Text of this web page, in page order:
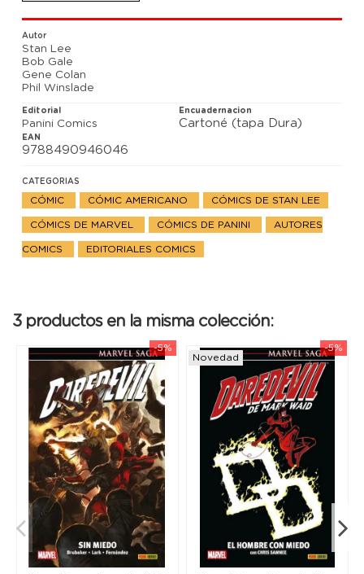
Autor
Stan Lee
Bob Gale
Gene Colan
Phil Winslade
Editorial
Panini Comics
Encuadernacion
Cartoné (tapa Dura)
EAN
9788490946046
CATEGORIAS
CÓMIC CÓMIC AMERICANO CÓMICS DE STAN LEE
CÓMICS DE MARVEL CÓMICS DE PANINI AUTORES
COMICS EDITORIALES COMICS
3 productos en la misma colección:
-5%
-5%
Novedad